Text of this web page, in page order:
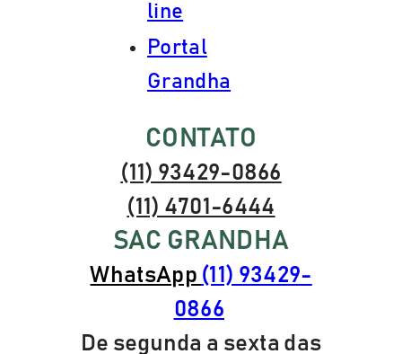
line
Portal
Grandha
CONTATO
(11) 93429-0866
(11) 4701-6444
SAC GRANDHA
WhatsApp (11) 93429-
0866
De segunda a sexta das